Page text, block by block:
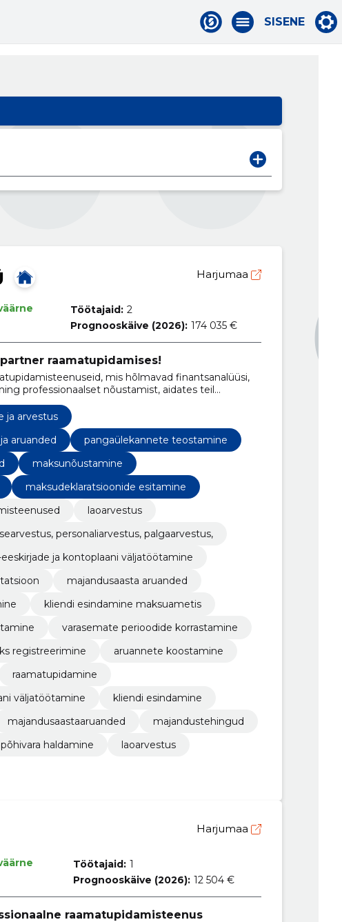
SISENE
Harjumaa
Töötajaid: 2
Prognooskäive (2026): 174 035 €
raamatupidamises!
mis hõlmavad finantsanalüüsi,
professionaalset nõustamist, aidates teil
aspektidele.
ja arvestus
aruanded
pangaülekannete teostamine
maksunõustamine
maksudeklaratsioonide esitamine
laoarvestus
personaliarvestus, palgaarvestus,
ja kontoplaani väljatöötamine
majandusaasta aruanded
kliendi esindamine maksuametis
varasemate perioodide korrastamine
registreerimine
aruannete koostamine
raamatupidamine
väljatöötamine
kliendi esindamine
majandusaastaaruanded
majandustehingud
põhivara haldamine
laoarvestus
Harjumaa
Töötajaid: 1
Prognooskäive (2026): 12 504 €
raamatupidamisteenus